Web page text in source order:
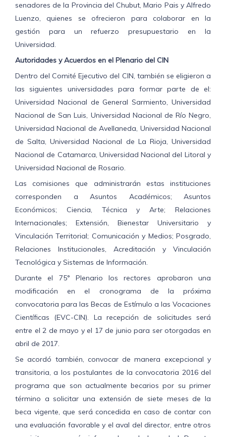
senadores de la Provincia del Chubut, Mario Pais y Alfredo
Luenzo, quienes se ofrecieron para colaborar en la
gestión para un refuerzo presupuestario en la
Universidad.
Autoridades y Acuerdos en el Plenario del CIN
Dentro del Comité Ejecutivo del CIN, también se eligieron a
las siguientes universidades para formar parte de el:
Universidad Nacional de General Sarmiento, Universidad
Nacional de San Luis, Universidad Nacional de Río Negro,
Universidad Nacional de Avellaneda, Universidad Nacional
de Salta, Universidad Nacional de La Rioja, Universidad
Nacional de Catamarca, Universidad Nacional del Litoral y
Universidad Nacional de Rosario.
Las comisiones que administrarán estas instituciones
corresponden a Asuntos Académicos; Asuntos
Económicos; Ciencia, Técnica y Arte; Relaciones
Internacionales; Extensión, Bienestar Universitario y
Vinculación Territorial; Comunicación y Medios; Posgrado,
Relaciones Institucionales, Acreditación y Vinculación
Tecnológica y Sistemas de Información.
Durante el 75° Plenario los rectores aprobaron una
modificación en el cronograma de la próxima
convocatoria para las Becas de Estímulo a las Vocaciones
Científicas (EVC-CIN). La recepción de solicitudes será
entre el 2 de mayo y el 17 de junio para ser otorgadas en
abril de 2017.
Se acordó también, convocar de manera excepcional y
transitoria, a los postulantes de la convocatoria 2016 del
programa que son actualmente becarios por su primer
término a solicitar una extensión de siete meses de la
beca vigente, que será concedida en caso de contar con
una evaluación favorable y el aval del director, entre otros